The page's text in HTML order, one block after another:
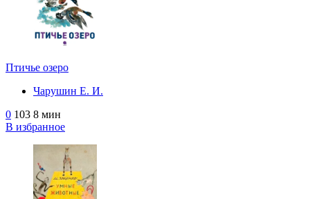
Птичье озеро
Чарушин Е. И.
0 103 8 мин
В избранное